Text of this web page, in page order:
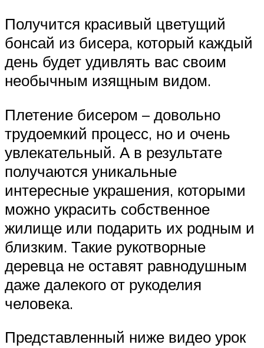
Получится красивый цветущий
бонсай из бисера, который каждый
день будет удивлять вас своим
необычным изящным видом.
Плетение бисером – довольно
трудоемкий процесс, но и очень
увлекательный. А в результате
получаются уникальные
интересные украшения, которыми
можно украсить собственное
жилище или подарить их родным и
близким. Такие рукотворные
деревца не оставят равнодушным
даже далекого от рукоделия
человека.
Представленный ниже видео урок